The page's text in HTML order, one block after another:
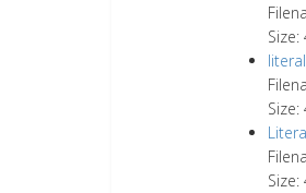
Size:
Size:
Size: